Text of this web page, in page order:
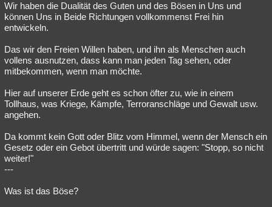
Wir haben die Dualität des Guten und des Bösen in Uns und
können Uns in Beide Richtungen vollkommenst Frei hin
entwickeln.
Das wir den Freien Willen haben, und ihn als Menschen auch
vollens ausnutzen, dass kann man jeden Tag sehen, oder
mitbekommen, wenn man möchte.
Hier auf unserer Erde geht es schon öfter zu, wie in einem
Tollhaus, was Kriege, Kämpfe, Terroranschläge und Gewalt usw.
angehen.
Da kommt kein Gott oder Blitz vom Himmel, wenn der Mensch ein
Gesetz oder ein Gebot übertritt und würde sagen: "Stopp, so nicht
weiter!"
---
Was ist das Böse?